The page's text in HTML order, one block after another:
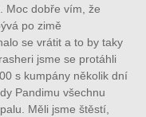
Moc dobře vím, že
po zimě
se vrátit a to by taky
jsme se protáhli
s kumpány několik dní
Pandimu všechnu
Měli jsme štěstí,